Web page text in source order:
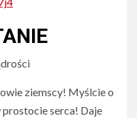
ziemscy! Myślcie o
prostocie serca! Daje